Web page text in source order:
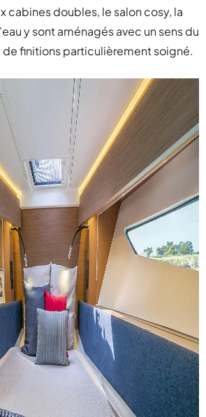
cabines doubles, le salon cosy, la
y sont aménagés avec un sens du
de finitions particulièrement soigné.